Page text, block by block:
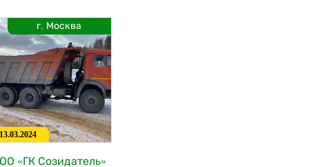
г. Москва
13.03.2024
«ГК Созидатель»